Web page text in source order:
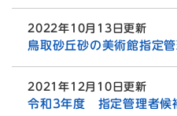
2022年10月13日更新
鳥取砂丘砂の美術館指定
2021年12月10日更新
令和3年度 指定管理者候